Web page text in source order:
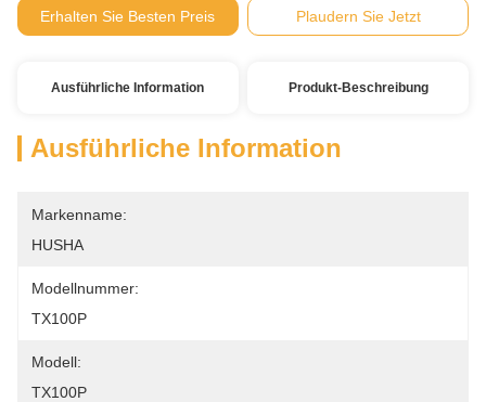
Erhalten Sie Besten Preis Plaudern Sie Jetzt
Ausführliche Information Produkt-Beschreibung
Ausführliche Information
Markenname:
HUSHA
Modellnummer:
TX100P
Modell:
TX100P